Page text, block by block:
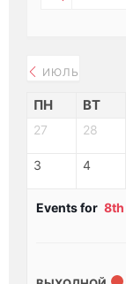
ИЮЛЬ
ПН ВТ
27 28
3 4
Events for 8th